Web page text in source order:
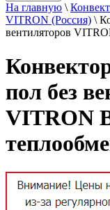
На главную \
VITRON (Россия) \
вентиляторов
пол без
VITRON